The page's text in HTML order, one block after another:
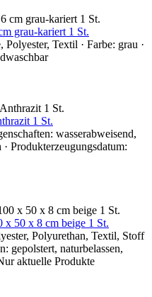
grau-kariert 1 St.
Textil · Farbe: grau ·
1 St.
wasserabweisend,
Produkterzeugungsdatum:
x 50 x 8 cm beige 1 St.
Polyurethan, Textil, Stoff
gepolstert, naturbelassen,
aktuelle Produkte